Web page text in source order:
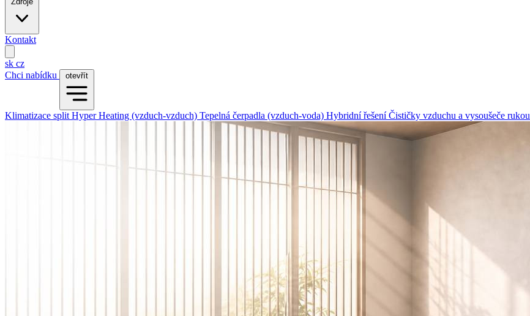
Kontakt
sk cz
Chci nabídku
otevřít
Klimatizace split Hyper Heating (vzduch-vzduch) Tepelná čerpadla (vzduch-voda) Hybridní řešeníČističky vzduchu a vysoušeče rukou